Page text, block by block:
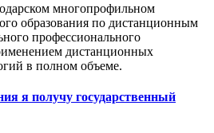
многопрофильном
образования по дистанционным
профессионального
дистанционных
в полном объеме.
я получу государственный